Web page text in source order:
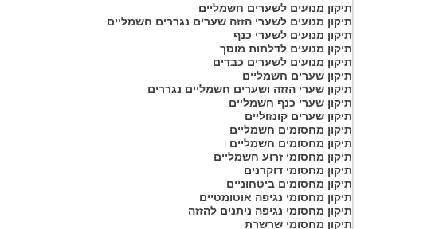
תיקון מנועים לשערים חשמליים
תיקון מנועים לשערי הזזה שערים נגררים חשמליים
תיקון מנועים לשערי כנף
תיקון מנועים לדלתות מוסך
תיקון מנועים לשערים כבדים
תיקון שערים חשמליים
תיקון שערי הזזה ושערים חשמליים נגררים
תיקון שערי כנף חשמליים
תיקון שערים קונזוליים
תיקון מחסומים חשמליים
תיקון מחסומים חשמליים
תיקון מחסומי זרוע חשמליים
תיקון מחסומי דוקרנים
תיקון מחסומים ביטחוניים
תיקון מחסומי נגיפה אוטומטיים
תיקון מחסומי נגיפה ניתנים להזזה
תיקון מחסומי שרשרת